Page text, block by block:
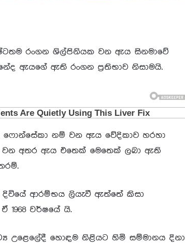
රංගන ශිල්පිනියක වන ඇය සිනමාවේ
ඇයගේ ඇති රංගන ප්‍රතිභාව නිසාමයි.
ෆොන්සේකා නම් වන ඇය වේදිකාව හරහා
අතර ඇය එතෙක් මෙතෙක් ලබා ඇති
ආරම්භය ලියැවී ඇත්තේ කිසා
1968 වර්ෂයේ යි.
උළෙලේදී හොඳම නිළියට හිමි සම්මානය දිනා